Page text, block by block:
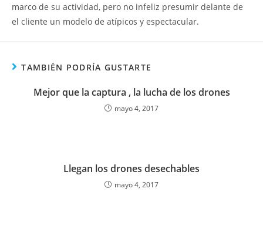
marco de su actividad, pero no infeliz presumir delante de
el cliente un modelo de atípicos y espectacular.
TAMBIÉN PODRÍA GUSTARTE
Mejor que la captura , la lucha de los drones
mayo 4, 2017
Llegan los drones desechables
mayo 4, 2017